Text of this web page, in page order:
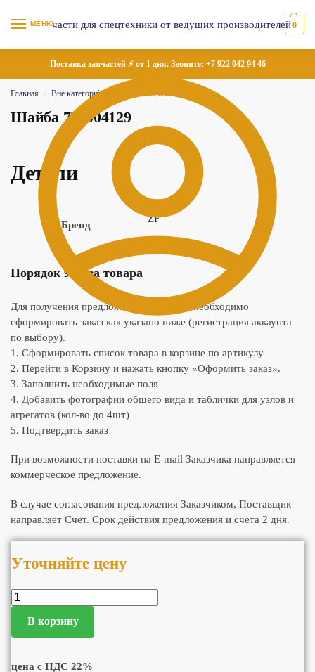
МЕНЮ 0
Поставка запчастей ⚡ от 1 дня. Звоните: +7 922 042 94 46
Главная / Вне категорий Шайба 730004129
Шайба 730004129
Детали
Бренд
ZF
Порядок заказа товара
Для получения предложения по товару необходимо
сформировать заказ как указано ниже (регистрация аккаунта
по выбору).
1. Сформировать список товара в корзине по артикулу
2. Перейти в Корзину и нажать кнопку «Оформить заказ».
3. Заполнить необходимые поля
4. Добавить фотографии общего вида и таблички для узлов и
агрегатов (кол-во до 4шт)
5. Подтвердить заказ
При возможности поставки на E-mail Заказчика направляется
коммерческое предложение.
В случае согласования предложения Заказчиком, Поставщик
направляет Счет. Срок действия предложения и счета 2 дня.
Уточняйте цену
В корзину
цена с НДС 22%